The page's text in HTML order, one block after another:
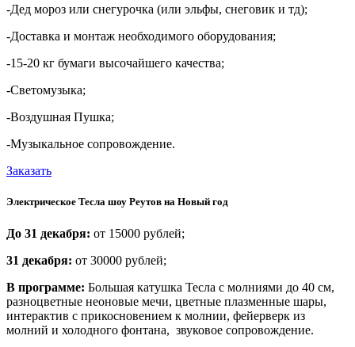
-Дед мороз или снегурочка (или эльфы, снеговик и тд);
-Доставка и монтаж необходимого оборудования;
-15-20 кг бумаги высочайшего качества;
-Светомузыка;
-Воздушная Пушка;
-Музыкальное сопровождение.
Заказать
Электрическое Тесла шоу Реутов на Новый год
До 31 декабря: от 15000 рублей;
31 декабря: от 30000 рублей;
В программе: Большая катушка Тесла с молниями до 40 см,
разноцветные неоновые мечи, цветные плазменные шары,
интерактив с прикосновением к молнии, фейерверк из
молний и холодного фонтана, звуковое сопровождение.